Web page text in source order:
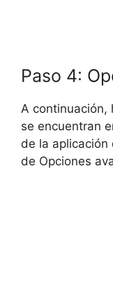
Paso 4:
A continuación,
se encuentran
de la aplicación
de Opciones